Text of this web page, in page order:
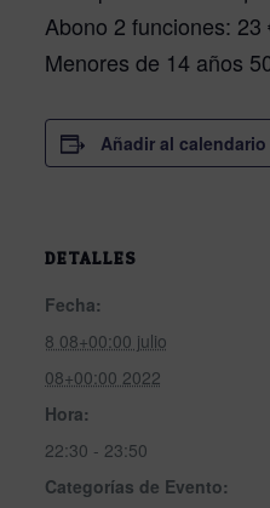
Abono 2 funciones: 23
Menores de 14 años
Añadir al calendario
DETALLES
Fecha:
8 08+00:00 julio
08+00:00 2022
Hora:
22:30 - 23:50
Categorías de Evento: